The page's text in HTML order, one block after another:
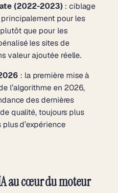
(2022-2023) : ciblage
pour les
que pour les
les sites de
valeur ajoutée réelle.
: la première mise à
l’algorithme en 2026,
des dernières
qualité, toujours plus
d’expérience
au cœur du moteur